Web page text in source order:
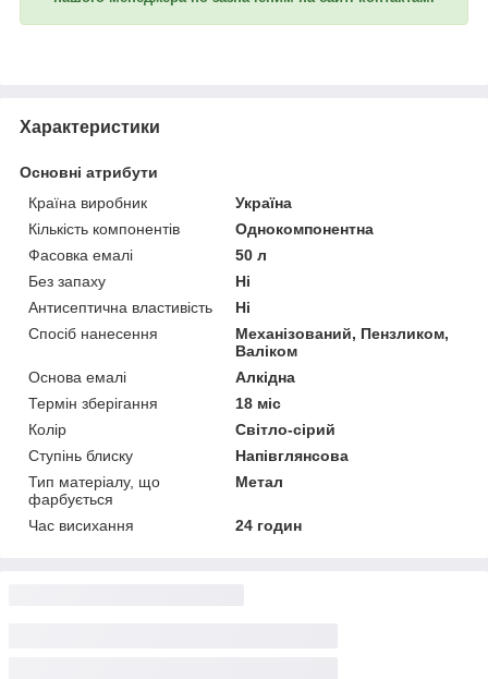
Характеристики
Основні атрибути
Країна виробник
Україна
Кількість компонентів
Однокомпонентна
Фасовка емалі
50 л
Без запаху
Ні
Антисептична властивість
Ні
Спосіб нанесення
Механізований, Пензликом,
Валіком
Основа емалі
Алкідна
Термін зберігання
18 міс
Колір
Світло-сірий
Ступінь блиску
Напівглянсова
Тип матеріалу, що
фарбується
Метал
Час висихання 24 годин